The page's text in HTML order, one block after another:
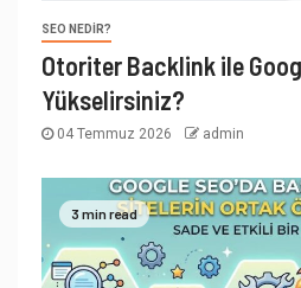
SEO NEDIR?
Otoriter Backlink ile
Yükselirsiniz?
04 Temmuz 2026 admin
3 min read